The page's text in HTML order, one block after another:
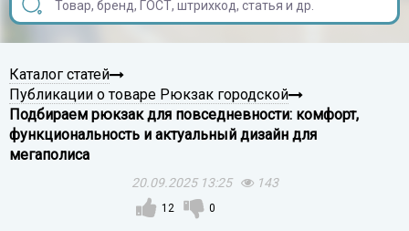
Каталог статей
Публикации о товаре Рюкзак городской
Подбираем рюкзак для повседневности: комфорт,
функциональность и актуальный дизайн для
мегаполиса
20.09.2025 13:25 143
12 0